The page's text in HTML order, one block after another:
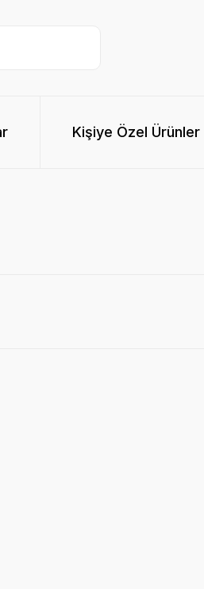
Kişiye Özel Ürünler